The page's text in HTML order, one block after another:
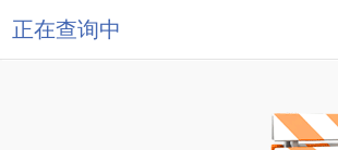
正在查询中